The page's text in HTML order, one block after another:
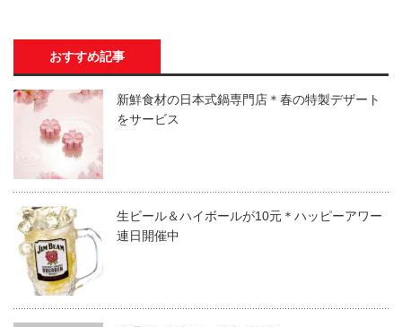
おすすめ記事
新鮮食材の日本式鍋専門店＊春の特製デザート
をサービス
生ビール＆ハイボールが10元＊ハッピーアワー
連日開催中